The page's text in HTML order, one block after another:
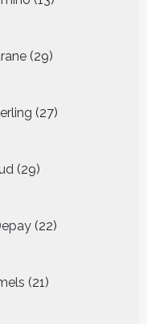
producten
29
producten
27
producten
29
producten
22
producten
21
producten